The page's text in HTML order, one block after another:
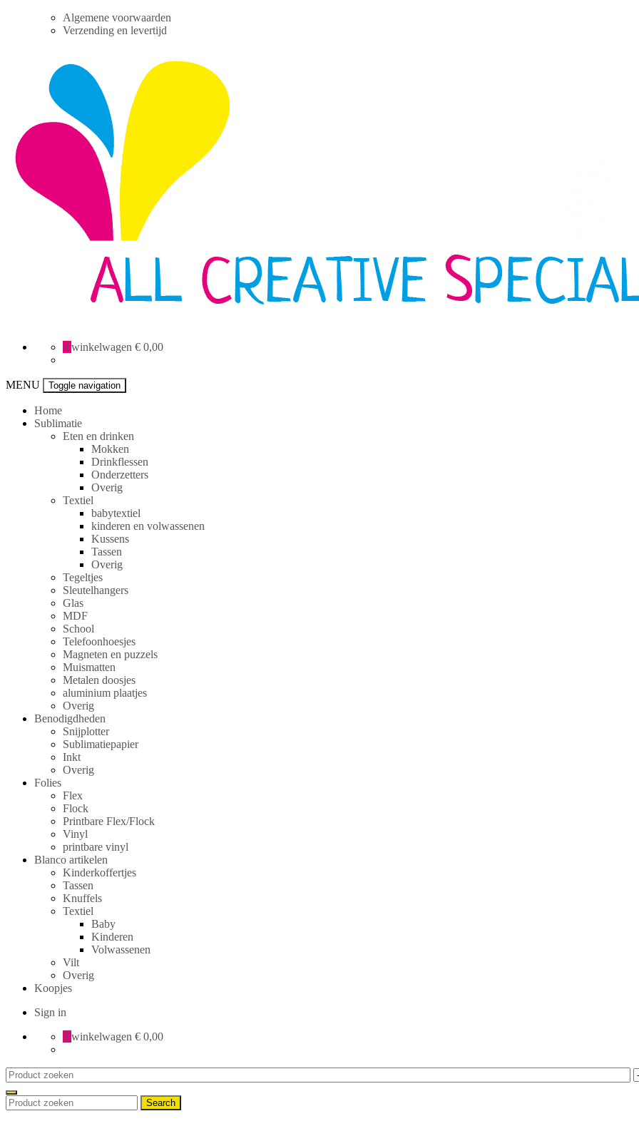
Algemene voorwaarden
Verzending en levertijd
Creative
0 winkelwagen € 0,00
MENU Toggle navigation
Home
Sublimatie
Eten en drinken
Mokken
Drinkflessen
Onderzetters
Overig
Textiel
babytextiel
kinderen en volwassenen
Kussens
Tassen
Overig
Tegeltjes
Sleutelhangers
Glas
MDF
School
Telefoonhoesjes
Magneten en puzzels
Muismatten
Metalen doosjes
aluminium plaatjes
Overig
Benodigdheden
Snijplotter
Sublimatiepapier
Inkt
Overig
Folies
Flex
Flock
Printbare Flex/Flock
Vinyl
printbare vinyl
Blanco artikelen
Kinderkoffertjes
Tassen
Knuffels
Textiel
Baby
Kinderen
Volwassenen
Vilt
Overig
Koopjes
Sign in
0 winkelwagen € 0,00
Search
for:
Search
for:
Search